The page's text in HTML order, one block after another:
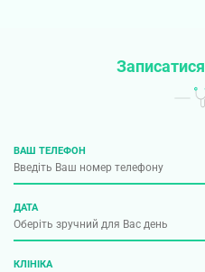
ВАШ ТЕЛЕФОН
ДАТА
КЛІНІКА